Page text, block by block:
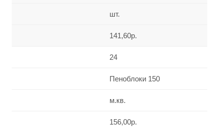
шт.
141,60р.
24
Пеноблоки 150
м.кв.
156,00р.